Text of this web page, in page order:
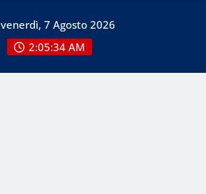
venerdì, 7 Agosto 2026
2:05:35 AM